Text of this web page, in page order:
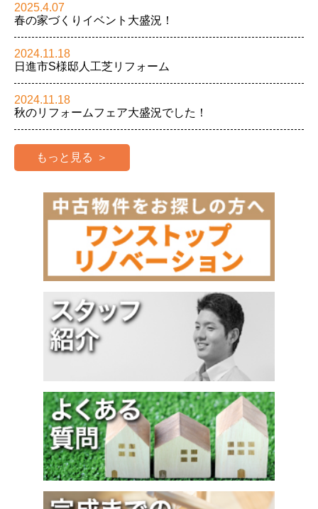
2025.4.07
春の家づくりイベント大盛況！
2024.11.18
日進市S様邸人工芝リフォーム
2024.11.18
秋のリフォームフェア大盛況でした！
もっと見る